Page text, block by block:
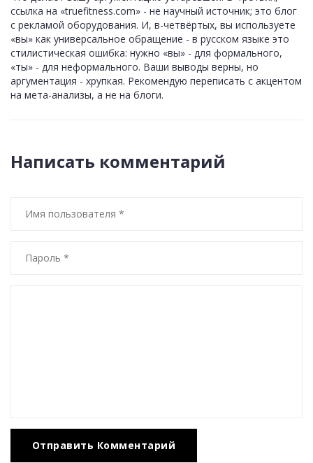
ссылка на «truefitness.com» - не научный источник; это блог
с рекламой оборудования. И, в-четвёртых, вы используете
«вы» как универсальное обращение - в русском языке это
стилистическая ошибка: нужно «вы» - для формального,
«ты» - для неформального. Ваши выводы верны, но
аргументация - хрупкая. Рекомендую переписать с акцентом
на мета-анализы, а не на блоги.
Написать комментарий
Отправить Комментарий